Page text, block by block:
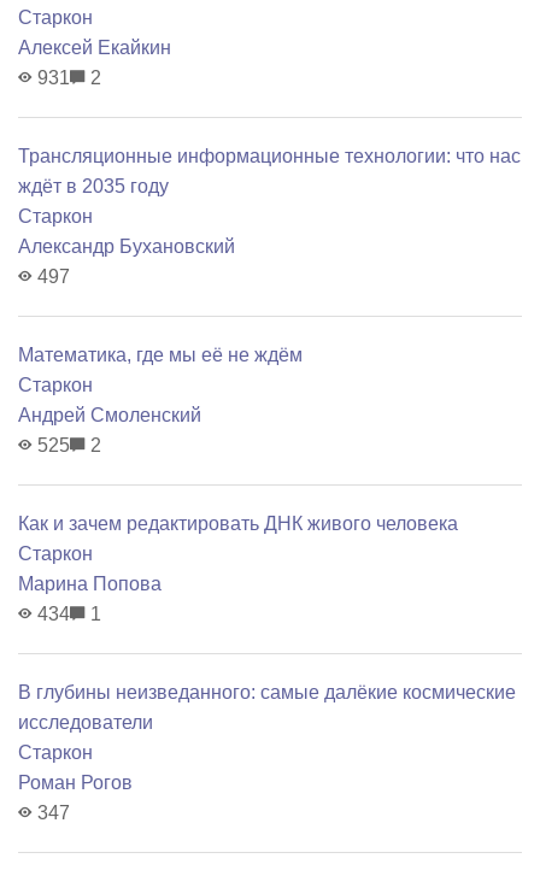
Старкон
Алексей Екайкин
931
2
Трансляционные информационные технологии: что нас
ждёт в 2035 году
Старкон
Александр Бухановский
497
Математика, где мы её не ждём
Старкон
Андрей Смоленский
525
2
Как и зачем редактировать ДНК живого человека
Старкон
Марина Попова
434
1
В глубины неизведанного: самые далёкие космические
исследователи
Старкон
Роман Рогов
347